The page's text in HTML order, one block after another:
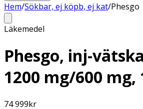
Hem/Sökbar, ej köpb, ej kat/Phesgo
Läkemedel
Phesgo, inj-
1200 mg/600 mg,
74 999kr